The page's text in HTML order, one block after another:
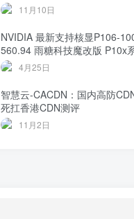
11月10日
NVIDIA 最新支持核显P106-
560.94 雨糖科技魔改版 P10x
4月25日
智慧云-CACDN：国内高防
死扛香港CDN测评
11月2日